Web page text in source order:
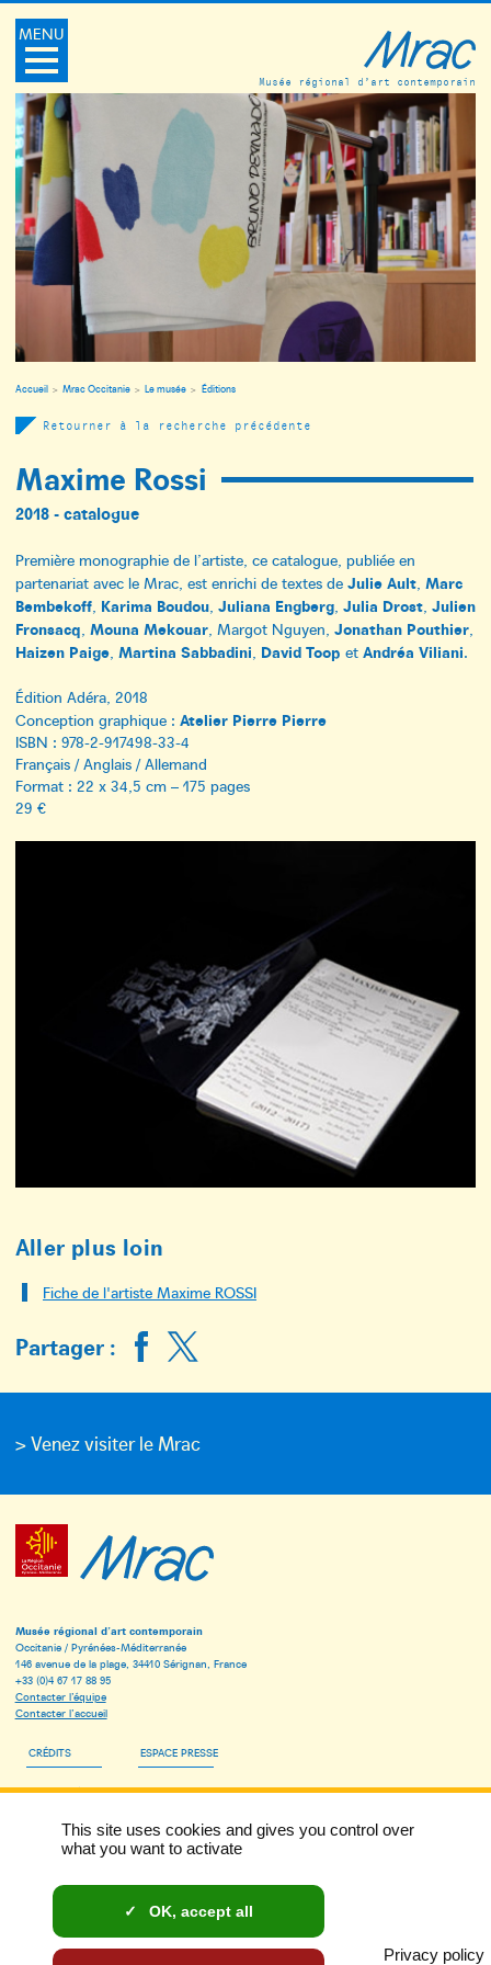
MENU
Musée régional d’art contemporain
Accueil Mrac Occitanie Le musée Éditions
Retourner à la recherche précédente
Maxime Rossi
2018 - catalogue
Première monographie de l’artiste, ce catalogue, publiée en
partenariat avec le Mrac, est enrichi de textes de Julie Ault, Marc
Bembekoff, Karima Boudou, Juliana Engberg, Julia Drost, Julien
Fronsacq, Mouna Mekouar, Margot Nguyen, Jonathan Pouthier,
Haizen Paige, Martina Sabbadini, David Toop et Andréa Viliani.
Édition Adéra, 2018
Conception graphique : Atelier Pierre Pierre
ISBN : 978-2-917498-33-4
Français / Anglais / Allemand
Format : 22 x 34,5 cm – 175 pages
29 €
Aller plus loin
Fiche de l'artiste Maxime ROSSI
Partager :
> Venez visiter le Mrac
Musée régional d’art contemporain
Occitanie / Pyrénées-Méditerranée
146 avenue de la plage, 34410 Sérignan, France
+33 (0)4 67 17 88 95
Contacter l’équipe
Contacter l’accueil
CRÉDITS ESPACE PRESSE
ESPACE PÉDAGOGIQUE
INSCRIVEZ-VOUS À LA NEWSLETTER DU MRAC
DONNÉES PERSONNELLES ET COOKIES
ACCESSIBILITÉ : NON CONFORME
This site uses cookies and gives you control over
what you want to activate
OK, accept all
Privacy policy